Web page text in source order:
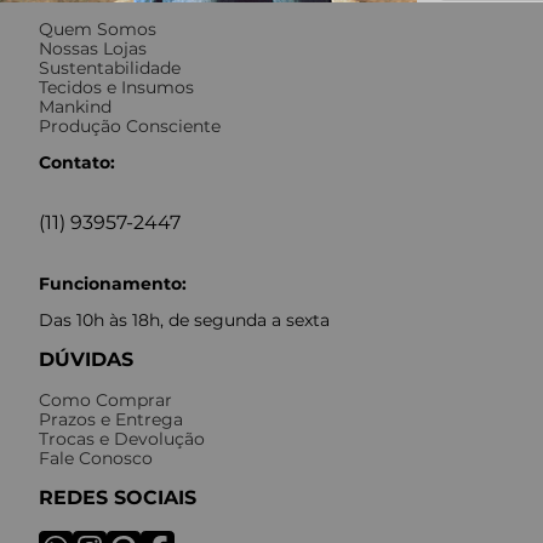
Quem Somos
Nossas Lojas
Sustentabilidade
Tecidos e Insumos
Mankind
Produção Consciente
Contato:
(11) 93957-2447
Funcionamento:
Das 10h às 18h, de segunda a sexta
DÚVIDAS
Como Comprar
Prazos e Entrega
Trocas e Devolução
Fale Conosco
REDES SOCIAIS